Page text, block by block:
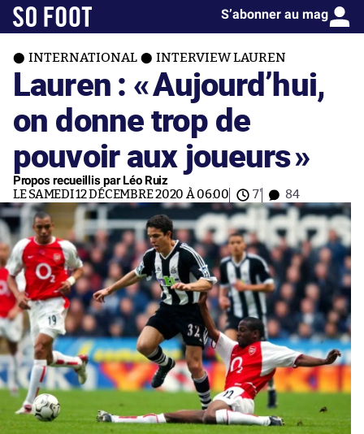
S’abonner au mag
INTERNATIONAL INTERVIEW LAUREN
Lauren : «Aujourd’hui,
on donne trop de
pouvoir aux joueurs»
Propos recueillis par Léo Ruiz
LE SAMEDI 12 DÉCEMBRE 2020 À 06:00 7' 84